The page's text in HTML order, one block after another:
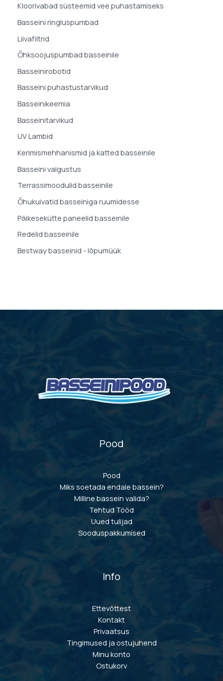
Kloorivabad süsteemid vee puhastamiseks
Basseini ringluspumbad
Liivafiltrid
Õhksoojuspumbad basseinile
Basseinirobotid
Basseini puhastustarvikud
Basseinikeemia
Basseinitarvikud
UV Lambid
Kerimismehhanismid ja katted basseinile
Basseini valgustus
Terrassimoodulid basseinile
Õhukuivatid basseiniga ruumidesse
Päikesekütte paneelid basseinile
Redelid basseinile
Bestway basseinid - lõpumüük
Pood
Pood
Miks soetada endale bassein?
Milline bassein valida?
Tehtud Tööd
Uued tulijad
Sooduspakkumised
Info
Ettevõttest
Kontakt
Privaatsus
Tingimused ja ostujuhend
Minu konto
Ostukorv